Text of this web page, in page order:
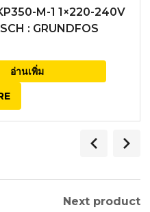
M-1 1×220-240V
: GRUNDFOS
อ่านเพิ่ม
Next product